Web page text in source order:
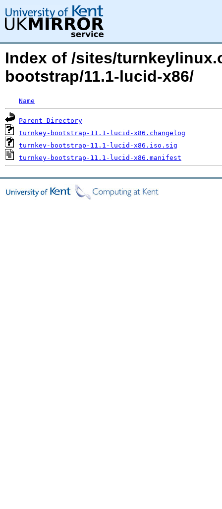
Index of /sites/
bootstrap/11.1-lucid-x86/
Name
Parent Directory
turnkey-bootstrap-11.1-lucid-x86.changelog
turnkey-bootstrap-11.1-lucid-x86.iso.sig
turnkey-bootstrap-11.1-lucid-x86.manifest